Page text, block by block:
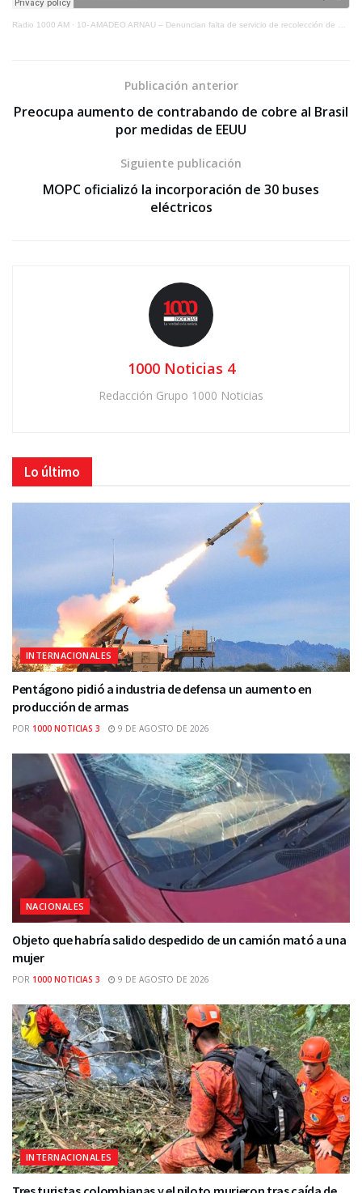
Radio 1000 AM · 10- AMADEO ARNAU – Denuncian falta de servicio de recolección de basura
Publicación anterior
Preocupa aumento de contrabando de cobre al Brasil
por medidas de EEUU
Siguiente publicación
MOPC oficializó la incorporación de 30 buses
eléctricos
1000 Noticias 4
Redacción Grupo 1000 Noticias
Lo último
INTERNACIONALES
Pentágono pidió a industria de defensa un aumento en
producción de armas
POR 1000 NOTICIAS 3 9 DE AGOSTO DE 2026
NACIONALES
Objeto que habría salido despedido de un camión mató a una
mujer
POR 1000 NOTICIAS 3 9 DE AGOSTO DE 2026
INTERNACIONALES